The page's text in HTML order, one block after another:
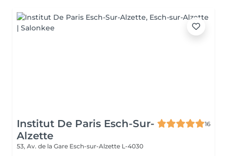
Institut De Paris Esch-Sur-
Alzette
16
53, Av. de la Gare Esch-sur-Alzette L-4030